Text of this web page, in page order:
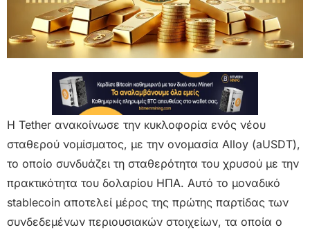
Η Tether ανακοίνωσε την κυκλοφορία ενός νέου
σταθερού νομίσματος, με την ονομασία Alloy (aUSDT),
το οποίο συνδυάζει τη σταθερότητα του χρυσού με την
πρακτικότητα του δολαρίου ΗΠΑ. Αυτό το μοναδικό
stablecoin αποτελεί μέρος της πρώτης παρτίδας των
συνδεδεμένων περιουσιακών στοιχείων, τα οποία ο